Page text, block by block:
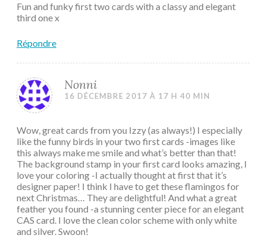
Fun and funky first two cards with a classy and elegant
third one x
Répondre
Nonni
16 DÉCEMBRE 2017 À 17 H 40 MIN
Wow, great cards from you Izzy (as always!) I especially
like the funny birds in your two first cards -images like
this always make me smile and what’s better than that!
The background stamp in your first card looks amazing, I
love your coloring -I actually thought at first that it’s
designer paper! I think I have to get these flamingos for
next Christmas… They are delightful! And what a great
feather you found -a stunning center piece for an elegant
CAS card. I love the clean color scheme with only white
and silver. Swoon!